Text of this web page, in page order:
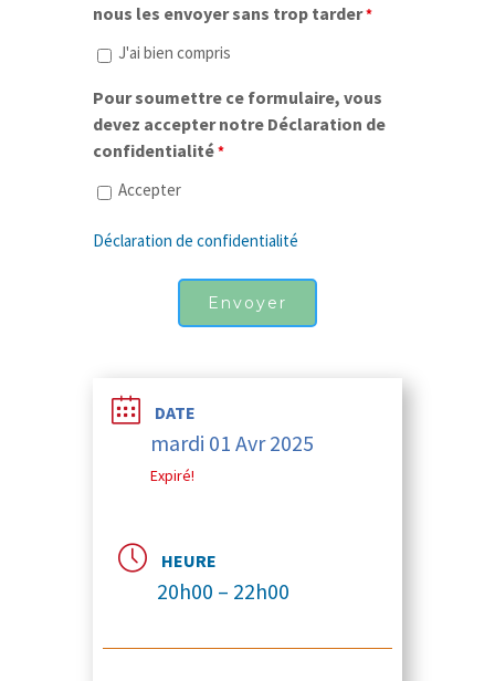
nous les envoyer sans trop tarder*
J'ai bien compris
Pour soumettre ce formulaire, vous
devez accepter notre Déclaration de
confidentialité*
Accepter
Déclaration de confidentialité
DATE
mardi 01 Avr 2025
Expiré!
HEURE
20h00 – 22h00